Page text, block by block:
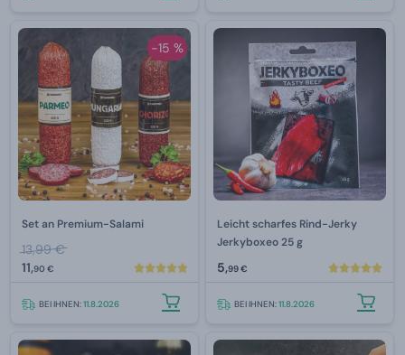
-15 %
Set an Premium-Salami
13,99 €
11,90 €
BEI IHNEN:11.8.2026
Leicht scharfes Rind-Jerky
Jerkyboxeo 25 g
5,99 €
BEI IHNEN:11.8.2026